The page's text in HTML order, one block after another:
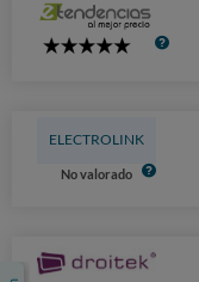
5
ELECTROLINK
No valorado